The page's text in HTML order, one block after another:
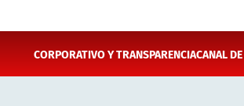
CORPORATIVO Y TRANSPARENCIACANAL